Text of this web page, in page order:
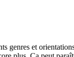
genres et